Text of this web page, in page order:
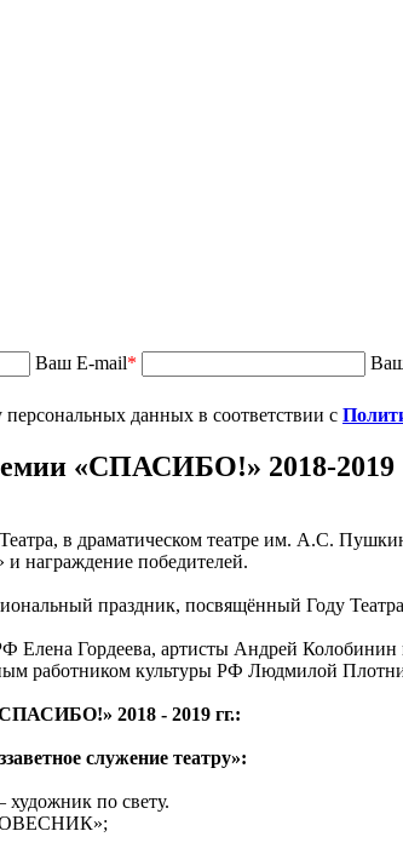
Ваш E-mail*
персональных данных в соответствии с
«СПАСИБО!» 2018-2019
в драматическом театре им. А.С.
награждение победителей.
праздник, посвящённый Году
Елена Гордеева, артисты Андрей Колобинин
работником культуры РФ Людмилой
2018 - 2019 гг.:
служение театру»:
по свету.